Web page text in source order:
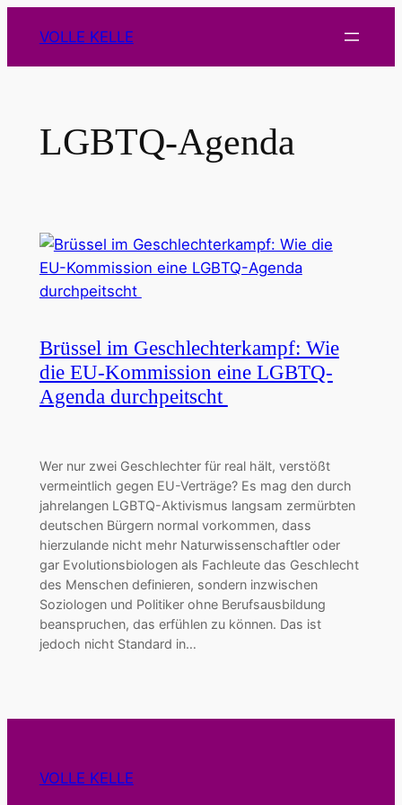
Inhalt
springen
VOLLE KELLE
LGBTQ-Agenda
Brüssel im Geschlechterkampf: Wie
die EU-Kommission eine LGBTQ-
Agenda durchpeitscht
Wer nur zwei Geschlechter für real hält, verstößt
vermeintlich gegen EU-Verträge? Es mag den durch
jahrelangen LGBTQ-Aktivismus langsam zermürbten
deutschen Bürgern normal vorkommen, dass
hierzulande nicht mehr Naturwissenschaftler oder
gar Evolutionsbiologen als Fachleute das Geschlecht
des Menschen definieren, sondern inzwischen
Soziologen und Politiker ohne Berufsausbildung
beanspruchen, das erfühlen zu können. Das ist
jedoch nicht Standard in…
VOLLE KELLE